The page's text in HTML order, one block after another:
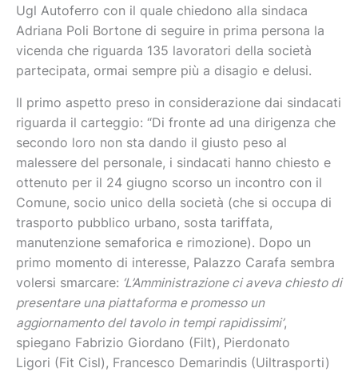
Ugl Autoferro con il quale chiedono alla sindaca
Adriana Poli Bortone di seguire in prima persona la
vicenda che riguarda 135 lavoratori della società
partecipata, ormai sempre più a disagio e delusi.
Il primo aspetto preso in considerazione dai sindacati
riguarda il carteggio: “Di fronte ad una dirigenza che
secondo loro non sta dando il giusto peso al
malessere del personale, i sindacati hanno chiesto e
ottenuto per il 24 giugno scorso un incontro con il
Comune, socio unico della società (che si occupa di
trasporto pubblico urbano, sosta tariffata,
manutenzione semaforica e rimozione). Dopo un
primo momento di interesse, Palazzo Carafa sembra
volersi smarcare: ‘L’Amministrazione ci aveva chiesto di
presentare una piattaforma e promesso un
aggiornamento del tavolo in tempi rapidissimi’,
spiegano Fabrizio Giordano (Filt), Pierdonato
Ligori (Fit Cisl), Francesco Demarindis (Uiltrasporti)